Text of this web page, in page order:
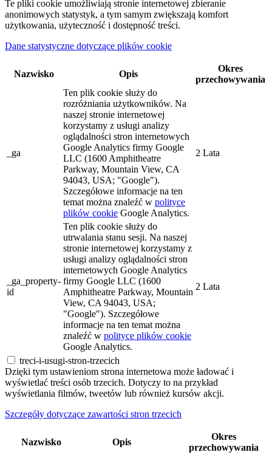
Te pliki cookie umożliwiają stronie internetowej zbieranie
anonimowych statystyk, a tym samym zwiększają komfort
użytkowania, użyteczność i dostępność treści.
Dane statystyczne dotyczące plików cookie
Nazwisko Opis
Okres
przechowywania
_ga
Ten plik cookie służy do
rozróżniania użytkowników. Na
naszej stronie internetowej
korzystamy z usługi analizy
oglądalności stron internetowych
Google Analytics firmy Google
LLC (1600 Amphitheatre
Parkway, Mountain View, CA
94043, USA; "Google").
Szczegółowe informacje na ten
temat można znaleźć w polityce
plików cookie Google Analytics.
2 Lata
_ga_property-
id
Ten plik cookie służy do
utrwalania stanu sesji. Na naszej
stronie internetowej korzystamy z
usługi analizy oglądalności stron
internetowych Google Analytics
firmy Google LLC (1600
Amphitheatre Parkway, Mountain
View, CA 94043, USA;
"Google"). Szczegółowe
informacje na ten temat można
znaleźć w polityce plików cookie
Google Analytics.
2 Lata
treci-i-usugi-stron-trzecich
Dzięki tym ustawieniom strona internetowa może ładować i
wyświetlać treści osób trzecich. Dotyczy to na przykład
wyświetlania filmów, tweetów lub również kursów akcji.
Szczegóły dotyczące zawartości stron trzecich
Nazwisko Opis
Okres
przechowywania